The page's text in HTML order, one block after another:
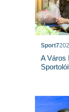
Sport7
A Város